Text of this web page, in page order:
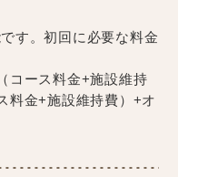
す。初回に必要な料金
コース料金+施設維持
料金+施設維持費）+オ